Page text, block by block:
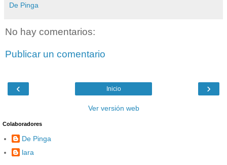
De Pinga
No hay comentarios:
Publicar un comentario
‹ ›
Inicio
Ver versión web
Colaboradores
De Pinga
lara